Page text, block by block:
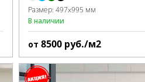
Размер:497x995 мм
В наличии
от8500 руб./м2